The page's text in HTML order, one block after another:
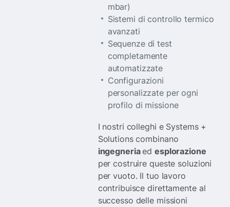
mbar)
Sistemi di controllo termico
avanzati
Sequenze di test
completamente
automatizzate
Configurazioni
personalizzate per ogni
profilo di missione
I nostri colleghi e Systems +
Solutions combinano
ingegneriaedesplorazione
per costruire queste soluzioni
per vuoto. Il tuo lavoro
contribuisce direttamente al
successo delle missioni